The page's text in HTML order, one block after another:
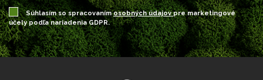
Súhlasím so spracovanímosobných údajovpre marketingové
účely podľa nariadenia GDPR.